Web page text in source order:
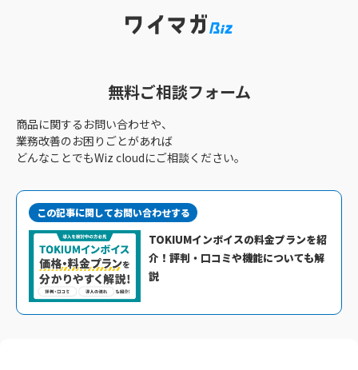
無料ご相談フォーム
商品に関するお問い合わせや、
業務改善のお困りごとがあれば
どんなことでもWiz cloudにご相談ください。
この記事に関してお問い合わせする
TOKIUMインボイスの料金プランを紹
介！評判・口コミや機能についても解
説